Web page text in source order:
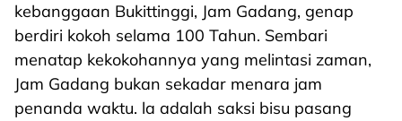
kebanggaan Bukittinggi, Jam Gadang, genap
berdiri kokoh selama 100 Tahun. Sembari
menatap kekokohannya yang melintasi zaman,
Jam Gadang bukan sekadar menara jam
penanda waktu. la adalah saksi bisu pasang